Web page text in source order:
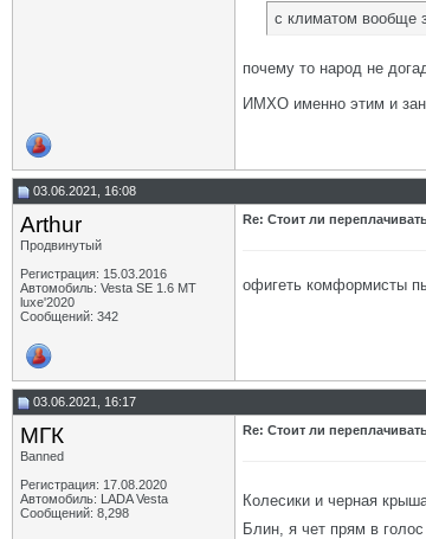
с климатом вообще
почему то народ не
ИМХО именно этим и
03.06.2021, 16:08
Arthur
Продвинутый
Регистрация: 15.03.2016
Автомобиль: Vesta SE 1.6 MT
luxe'2020
Сообщений: 342
Re: Стоит ли
офигеть комформисты
03.06.2021, 16:17
МГК
Banned
Регистрация: 17.08.2020
Автомобиль: LADA Vesta
Сообщений: 8,298
Re: Стоит ли
Колесики и черная
Блин, я чет прям в голос